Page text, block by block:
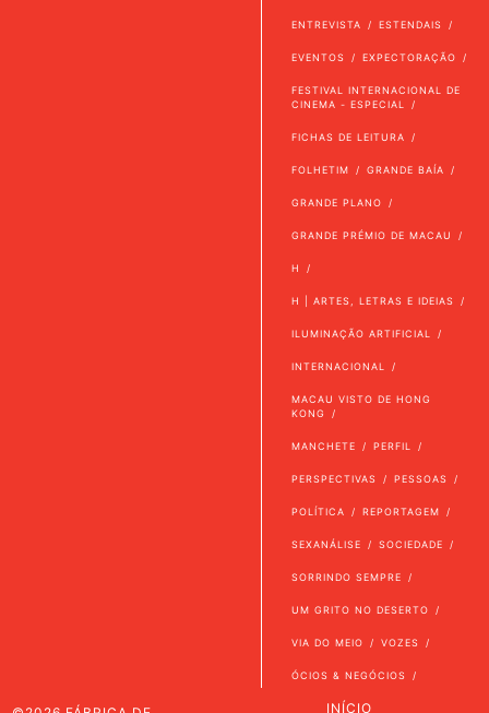
ENTREVISTA ESTENDAIS
EVENTOS EXPECTORAÇÃO
FESTIVAL INTERNACIONAL DE
CINEMA - ESPECIAL
FICHAS DE LEITURA
FOLHETIM GRANDE BAÍA
GRANDE PLANO
GRANDE PRÉMIO DE MACAU
H
H | ARTES, LETRAS E IDEIAS
ILUMINAÇÃO ARTIFICIAL
INTERNACIONAL
MACAU VISTO DE HONG
KONG
MANCHETE PERFIL
PERSPECTIVAS PESSOAS
POLÍTICA REPORTAGEM
SEXANÁLISE SOCIEDADE
SORRINDO SEMPRE
UM GRITO NO DESERTO
VIA DO MEIO VOZES
ÓCIOS & NEGÓCIOS
INÍCIO